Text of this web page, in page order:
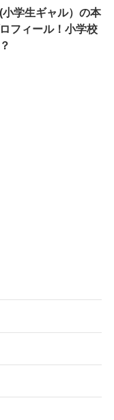
小学生ギャル）の本
フィール！小学校